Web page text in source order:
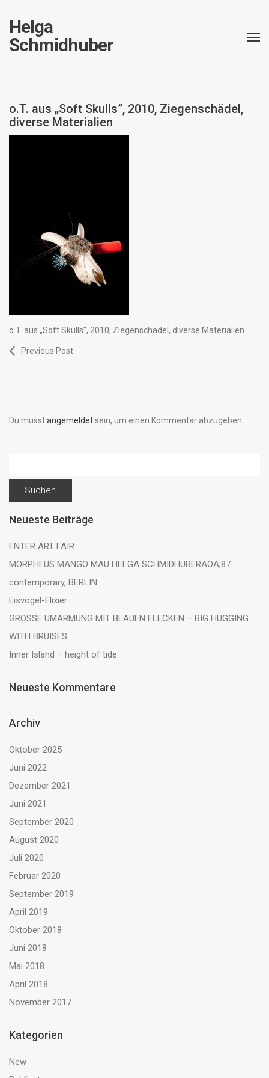
Helga
Schmidhuber
o.T. aus „Soft Skulls”, 2010, Ziegenschädel,
diverse Materialien
o.T. aus „Soft Skulls”, 2010, Ziegenschädel, diverse Materialien
Previous Post
Du musstangemeldetsein, um einen Kommentar abzugeben.
nach:
Neueste Beiträge
ENTER ART FAIR
MORPHEUS MANGO MAU HELGA SCHMIDHUBERAOA;87
contemporary, BERLIN
Eisvogel-Elixier
GROSSE UMARMUNG MIT BLAUEN FLECKEN – BIG HUGGING
WITH BRUISES
Inner Island – height of tide
Neueste Kommentare
Archiv
Oktober 2025
Juni 2022
Dezember 2021
Juni 2021
September 2020
August 2020
Juli 2020
Februar 2020
September 2019
April 2019
Oktober 2018
Juni 2018
Mai 2018
April 2018
November 2017
Kategorien
New